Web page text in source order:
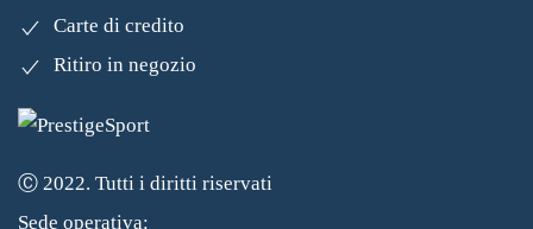
Carte di credito
Ritiro in negozio
Ⓒ 2022. Tutti i diritti riservati
Sede operativa: